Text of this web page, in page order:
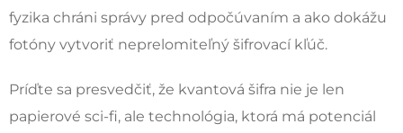
fyzika chráni správy pred odpočúvaním a ako dokážu
fotóny vytvoriť neprelomiteľný šifrovací kľúč.
Príďte sa presvedčiť, že kvantová šifra nie je len
papierové sci-fi, ale technológia, ktorá má potenciál